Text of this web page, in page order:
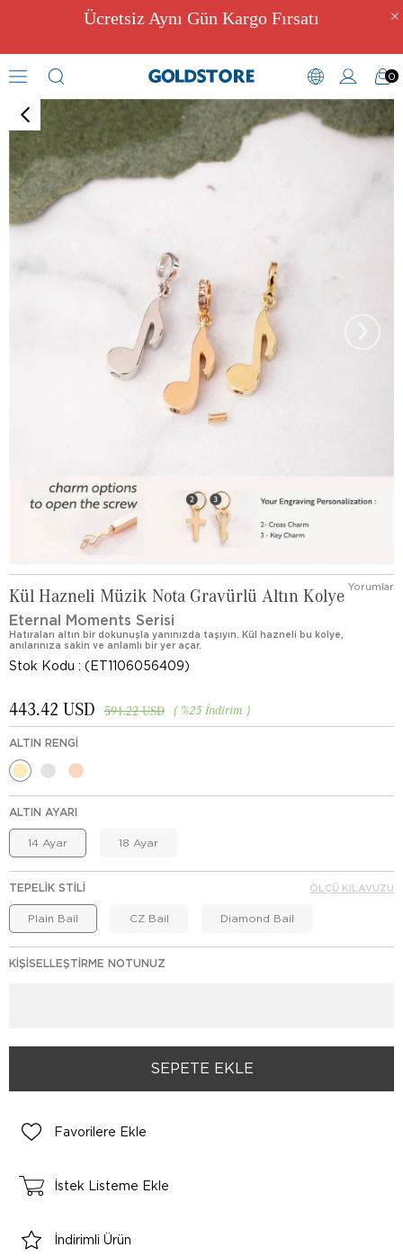
Ücretsiz Aynı Gün Kargo Fırsatı
0
Kül Hazneli Takılar
Kül Hazneli Müzik Nota Gravürlü Altın Kolye Yorumlar
Eternal Moments Serisi
Hatıraları altın bir dokunuşla yanınızda taşıyın. Kül hazneli bu kolye,
anılarınıza sakin ve anlamlı bir yer açar.
Stok Kodu (ET1106056409)
%25 İndirim
591.22 USD
443.42 USD
ALTIN RENGI
ALTIN AYARI
14 Ayar 18 Ayar
TEPELIK STILI
Plain Bail CZ Bail Diamond Bail
ÖLÇÜ KILAVUZU
KIŞISELLEŞTIRME NOTUNUZ
Favorilere Ekle
İstek Listeme Ekle
İndirimli Ürün